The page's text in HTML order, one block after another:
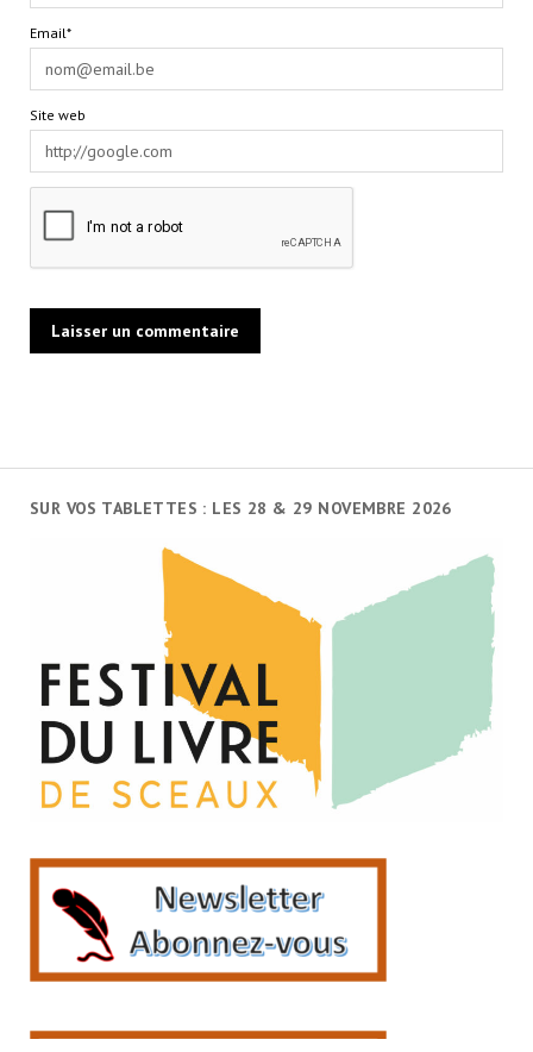
SUR VOS TABLETTES : LES 28 & 29 NOVEMBRE 2026
Email*
Site web